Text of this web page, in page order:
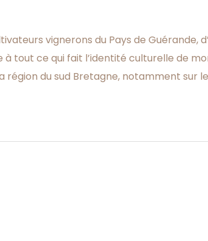
vignerons du Pays de Guérande,
à tout ce qui fait l’identité culturelle de
du sud Bretagne, notamment sur